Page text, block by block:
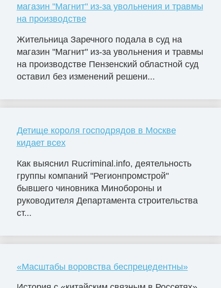
магазин "Магнит" из-за увольнения и травмы
на производстве
Жительница Заречного подала в суд на
магазин "Магнит" из-за увольнения и травмы
на производстве Пензенский областной суд
оставил без изменений решени...
Детище короля господрядов в Москве
кидает всех
Как выяснил Rucriminal.info, деятельность
группы компаний "Регионпромстрой"
бывшего чиновника Минобороны и
руководителя Департамента строительства
ст...
«Масштабы воровства беспрецедентны»